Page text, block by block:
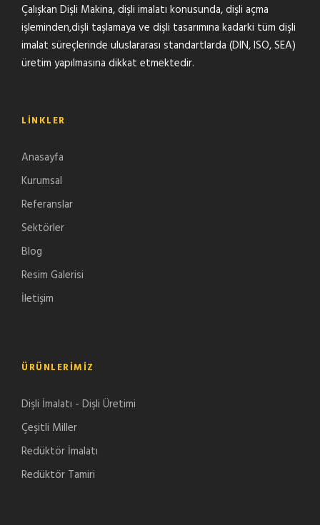
Çalışkan Dişli Makina, dişli imalatı konusunda, dişli açma
işleminden,dişli taşlamaya ve dişli tasarımına kadarki tüm dişli
imalat süreçlerinde uluslararası standartlarda (DIN, ISO, SEA)
üretim yapılmasına dikkat etmektedir.
LINKLER
Anasayfa
Kurumsal
Referanslar
Sektörler
Blog
Resim Galerisi
İletişim
ÜRÜNLERIMIZ
Dişli İmalatı - Dişli Üretimi
Çeşitli Miller
Redüktör İmalatı
Redüktör Tamiri